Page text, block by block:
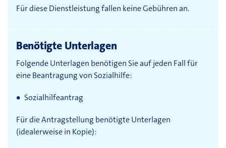
Für diese Dienstleistung fallen keine Gebühren an.
Benötigte Unterlagen
Folgende Unterlagen benötigen Sie auf jeden Fall für
eine Beantragung von Sozialhilfe:
Sozialhilfeantrag
Für die Antragstellung benötigte Unterlagen
(idealerweise in Kopie):